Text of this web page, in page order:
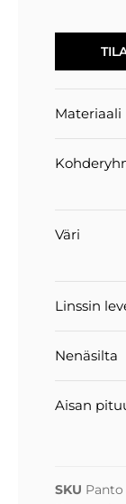
Materiaali
Väri
Linssin
Nenäsilta
Aisan
SKU Panto